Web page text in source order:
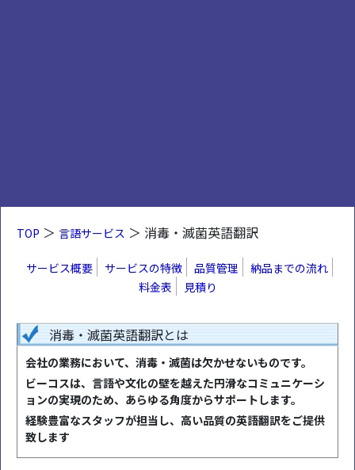
TOP ＞ 言語サービス ＞ 消毒・滅菌英語翻訳
サービス概要 サービスの特徴 品質管理
納品までの流れ
料金表
見積り
消毒・滅菌英語翻訳とは
会社の業務において、消毒・滅菌は欠かせないものです。
ビーコスは、言語や文化の壁を越えた円滑なコミュニケーシ
ョンの実現のため、あらゆる角度からサポートします。
経験豊富なスタッフが担当し、高い品質の英語翻訳をご提供
致します